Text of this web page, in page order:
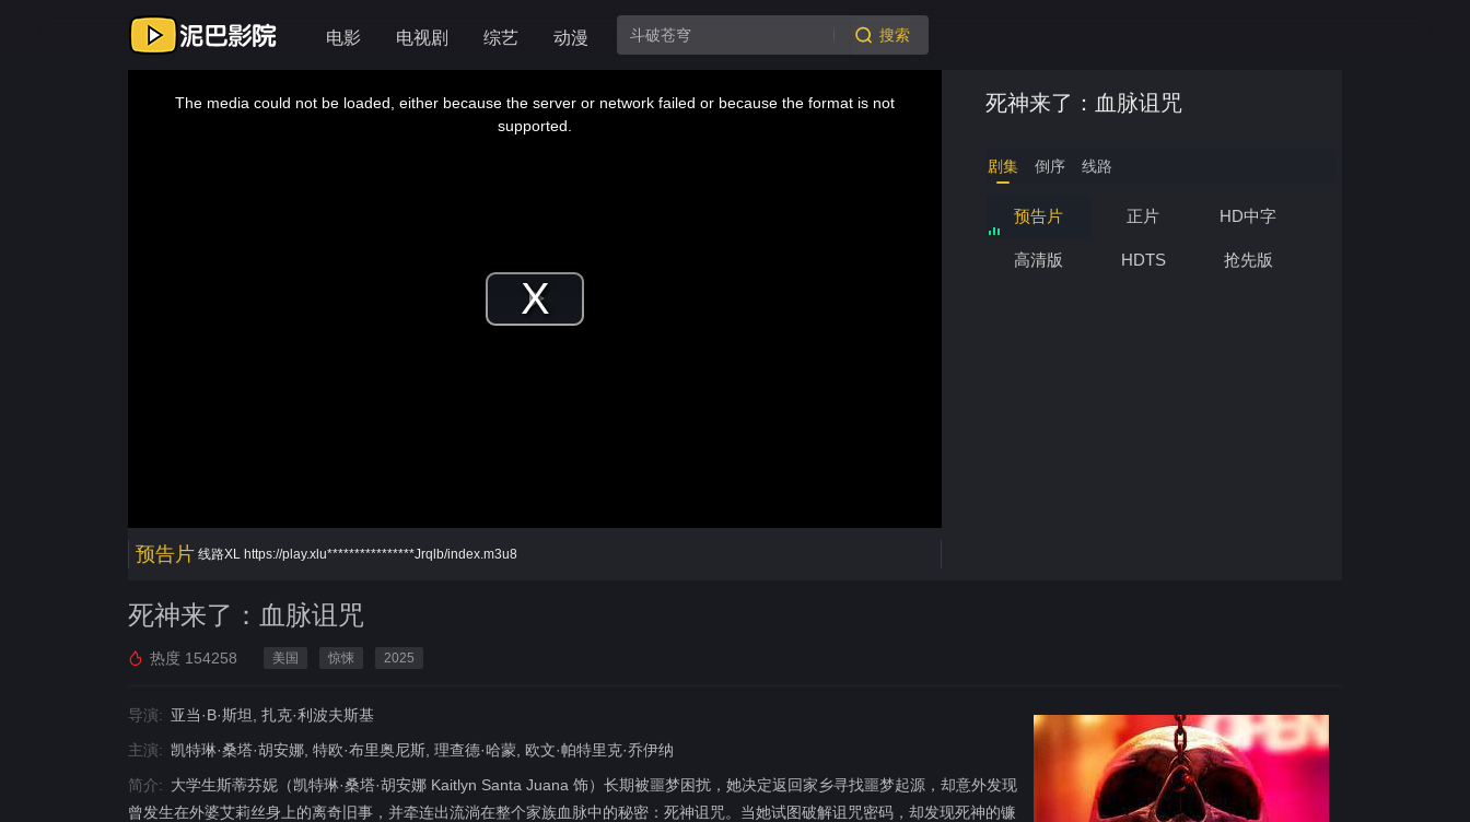
电影 电视剧 综艺 动漫 搜索
Play
The media could not be loaded, either because the server or network failed or because the format is not
supported.
预告片 线路XL https://play.xlu****************Jrqlb/index.m3u8
死神来了：血脉诅咒
剧集 倒序 线路
预告片 正片 HD中字
高清版 HDTS 抢先版
死神来了：血脉诅咒
热度 154258 美国 惊悚 2025
导演: 亚当·B·斯坦, 扎克·利波夫斯基
主演: 凯特琳·桑塔·胡安娜, 特欧·布里奥尼斯, 理查德·哈蒙, 欧文·帕特里克·乔伊纳
简介: 大学生斯蒂芬妮（凯特琳·桑塔·胡安娜 Kaitlyn Santa Juana 饰）长期被噩梦困扰，她决定返回家乡寻找噩梦起源，却意外发现
曾发生在外婆艾莉丝身上的离奇旧事，并牵连出流淌在整个家族血脉中的秘密：死神诅咒。当她试图破解诅咒密码，却发现死神的镰